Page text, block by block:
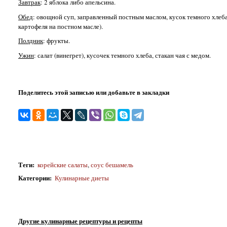
Завтрак: 2 яблока либо апельсина.
Обед: овощной суп, заправленный постным маслом, кусок темного
картофеля на постном масле).
Полдник: фрукты.
Ужин: салат (винегрет), кусочек темного хлеба, стакан чая с медом.
Поделитесь этой записью или добавьте в закладки
Теги: корейские салаты,соус бешамель
Категории: Кулинарные диеты
Другие кулинарные рецептуры и рецепты